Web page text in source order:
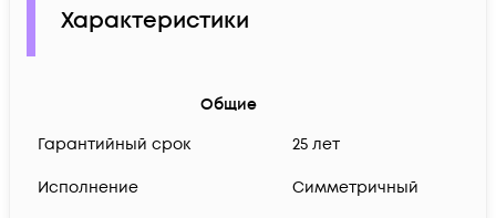
Характеристики
Общие
Гарантийный срок
25 лет
Исполнение Симметричный